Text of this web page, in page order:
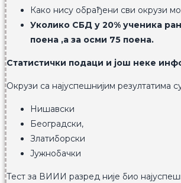
Како нису обрађени сви окрузи
Уколико СБД у 20% ученика
поена ,а за осми 75 поена.
Статистички подаци и још неке
Окрузи са најуспешнијим резултатима
Нишавски
Београдски,
Златиборски
Јужнобачки
Тест за ВИИИ разред није био